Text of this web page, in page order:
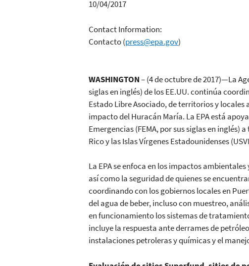
10/04/2017
Contact Information:
Contacto(press@epa.gov)
WASHINGTON– (4 de octubre de 2017)—La
siglas en inglés) de los EE.UU. continúa
Estado Libre Asociado, de territorios y locales
impacto del Huracán María. La EPA está
Emergencias (FEMA, por sus siglas en inglés)
Rico y las Islas Vírgenes Estadounidenses
La EPA se enfoca en los impactos
así como la seguridad de quienes se
coordinando con los gobiernos locales en
del agua de beber, incluso con muestreo,
en funcionamiento los sistemas de
incluye la respuesta ante derrames de
instalaciones petroleras y químicas y el